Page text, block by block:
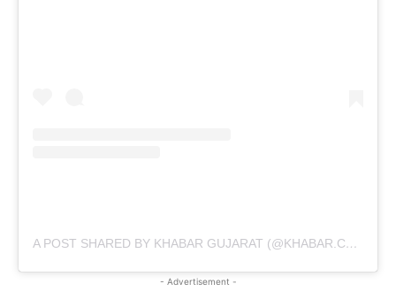
A POST SHARED BY KHABAR GUJARAT (@KHABAR.COMMUNICATION)
- Advertisement -